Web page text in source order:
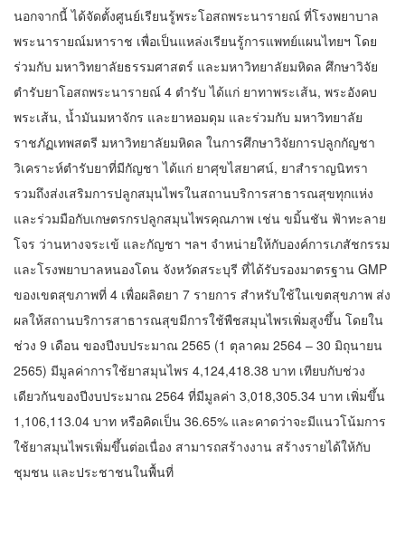
นอกจากนี้ ได้จัดตั้งศูนย์เรียนรู้พระโอสถพระนารายณ์ ที่โรงพยาบาล
พระนารายณ์มหาราช เพื่อเป็นแหล่งเรียนรู้การแพทย์แผนไทยฯ โดย
ร่วมกับ มหาวิทยาลัยธรรมศาสตร์ และมหาวิทยาลัยมหิดล ศึกษาวิจัย
ตำรับยาโอสถพระนารายณ์ 4 ตำรับ ได้แก่ ยาทาพระเส้น, พระอังคบ
พระเส้น, น้ำมันมหาจักร และยาหอมดุม และร่วมกับ มหาวิทยาลัย
ราชภัฏเทพสตรี มหาวิทยาลัยมหิดล ในการศึกษาวิจัยการปลูกกัญชา
วิเคราะห์ตำรับยาที่มีกัญชา ได้แก่ ยาศุขไสยาศน์, ยาสำราญนิทรา
รวมถึงส่งเสริมการปลูกสมุนไพรในสถานบริการสาธารณสุขทุกแห่ง
และร่วมมือกับเกษตรกรปลูกสมุนไพรคุณภาพ เช่น ขมิ้นชัน ฟ้าทะลาย
โจร ว่านหางจระเข้ และกัญชา ฯลฯ จำหน่ายให้กับองค์การเภสัชกรรม
และโรงพยาบาลหนองโดน จังหวัดสระบุรี ที่ได้รับรองมาตรฐาน GMP
ของเขตสุขภาพที่ 4 เพื่อผลิตยา 7 รายการ สำหรับใช้ในเขตสุขภาพ ส่ง
ผลให้สถานบริการสาธารณสุขมีการใช้พืชสมุนไพรเพิ่มสูงขึ้น โดยใน
ช่วง 9 เดือน ของปีงบประมาณ 2565 (1 ตุลาคม 2564 – 30 มิถุนายน
2565) มีมูลค่าการใช้ยาสมุนไพร 4,124,418.38 บาท เทียบกับช่วง
เดียวกันของปีงบประมาณ 2564 ที่มีมูลค่า 3,018,305.34 บาท เพิ่มขึ้น
1,106,113.04 บาท หรือคิดเป็น 36.65% และคาดว่าจะมีแนวโน้มการ
ใช้ยาสมุนไพรเพิ่มขึ้นต่อเนื่อง สามารถสร้างงาน สร้างรายได้ให้กับ
ชุมชน และประชาชนในพื้นที่